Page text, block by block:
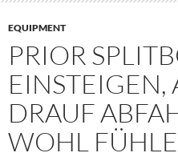
EQUIPMENT
PRIOR
EINSTEIGEN,
DRAUF
WOHL